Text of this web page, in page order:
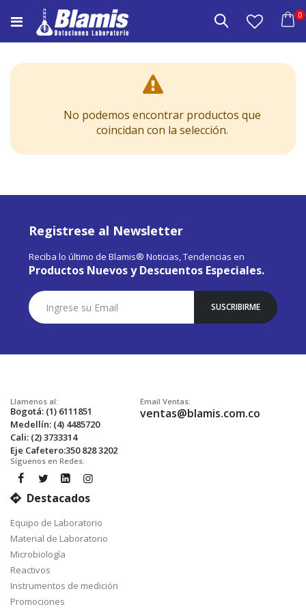
Saltar
a
Contenido
Carrito
0
Buscar
No podemos encontrar productos que
coincidan con la selección.
Registrese al Newsletter
Reciba lo último de Blamis® Noticias, Tendencias en
Productos Nuevos y Descuentos Especiales.
Suscríbase
a
Nuestro
SUSCRIBIRME
Llamenos al:
Bogotá: (1) 6111851
Medellín: (4) 4485720
Cali: (2) 3733314
Eje Cafetero:350 828 3202
Email Ventas:
ventas@blamis.com.co
Síguenos en Redes:
Destacados
Equipo de Laboratorio
Material de Laboratorio
Microbiología
Reactivos
Instrumentos de medición
Promociones